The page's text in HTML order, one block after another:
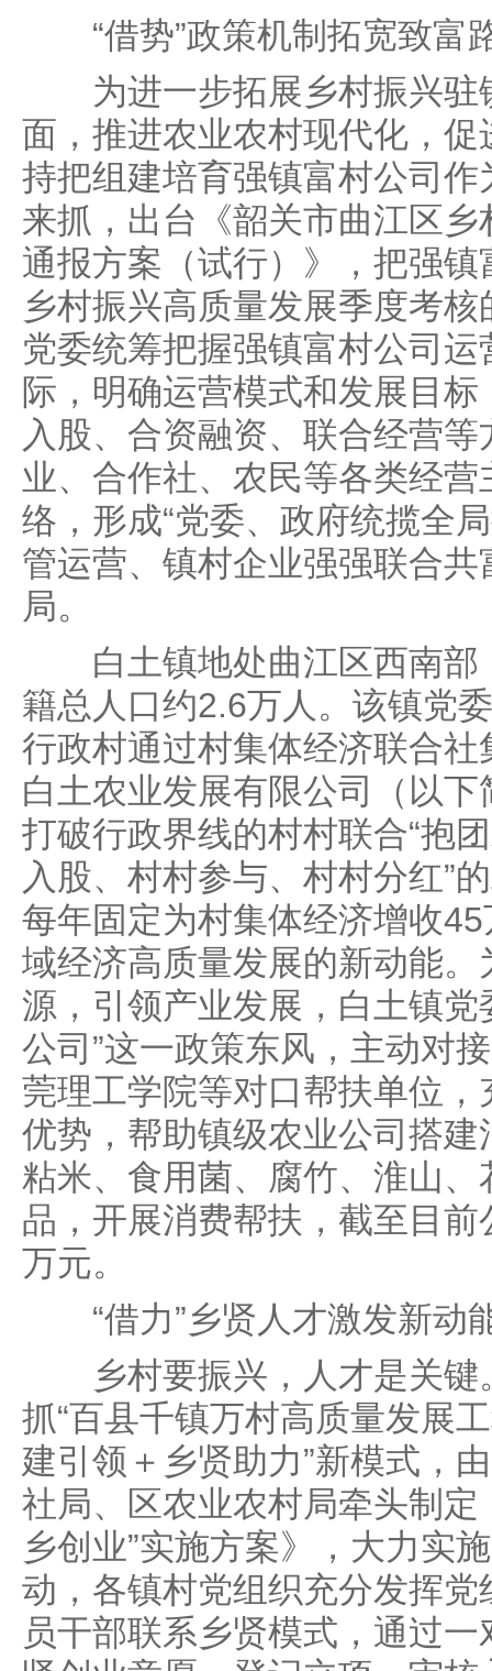
“借势”政策机制拓宽致富
为进一步拓展乡村振兴驻
面，推进农业农村现代化，
持把组建培育强镇富村公司
来抓，出台《韶关市曲江区
通报方案（试行）》，把强
乡村振兴高质量发展季度考
党委统筹把握强镇富村公司
际，明确运营模式和发展目
入股、合资融资、联合经营
业、合作社、农民等各类经
络，形成“党委、政府统揽全
管运营、镇村企业强强联合共
局。
白土镇地处曲江区西南部
籍总人口约2.6万人。该镇党
行政村通过村集体经济联合
白土农业发展有限公司（以下
打破行政界线的村村联合“抱
入股、村村参与、村村分红”
每年固定为村集体经济增收
域经济高质量发展的新动能。
源，引领产业发展，白土镇党
公司”这一政策东风，主动对
莞理工学院等对口帮扶单位
优势，帮助镇级农业公司搭
粘米、食用菌、腐竹、淮山
品，开展消费帮扶，截至目
万元。
“借力”乡贤人才激发新动
乡村要振兴，人才是关键
抓“百县千镇万村高质量发展
建引领＋乡贤助力”新模式，
社局、区农业农村局牵头制定
乡创业”实施方案》，大力实
动，各镇村党组织充分发挥党
员干部联系乡贤模式，通过